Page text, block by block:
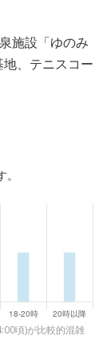
施設「ゆのみ
、テニスコー
頃)が比較的混雑